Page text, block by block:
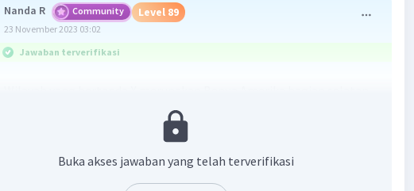
Nanda R Community Level 89
23 November 2023 03:02
Jawaban terverifikasi
dengan tipe fauna Neotropik. Contoh fauna khas wilayah tersebut
adalah trenggiling, anakonda, belut listrik, piranha, armadillo,
kelelawar, dan alpaka. Jadi, jawaban yang benar adalah alpaka, belut
listrik, piranha.Buka akses jawaban yang telah terverifikasi